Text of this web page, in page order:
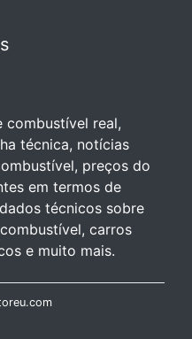
combustível real,
técnica, notícias
preços do
em termos de
técnicos sobre
carros
e muito mais.